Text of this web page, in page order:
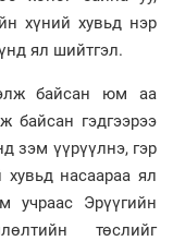
хүний хувьд нэр
ял шийтгэл.
байсан юм аа
байсан гэдгээрээ
зэм үүрүүлнэ, гэр
насаараа ял
учраас Эрүүгийн
төслийг